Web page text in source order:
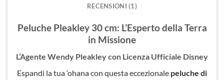
RECENSIONI (1)
Peluche Pleakley 30 cm: L’Esperto della Terra
in Missione
L’Agente Wendy Pleakley con Licenza Ufficiale Disney
Espandi la tua ‘ohana con questa eccezionale peluche di